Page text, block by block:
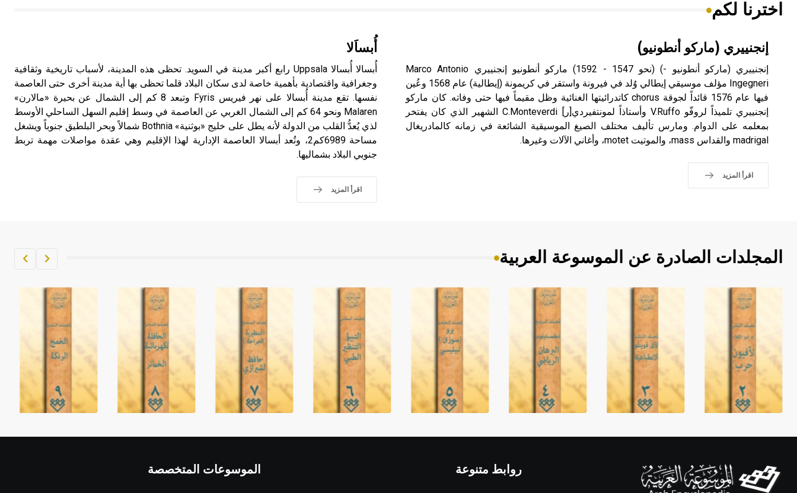
الإنكليزية أب
حكموا مدينة إديسا (الرها) من أبجر الأول
وحتى التاسع، وهم ينتسبون إلى أسرة
أوسروين
- هل تعلم أن الأبجدية الكنعانية تتألف من
اخترنا لكم
إنجنييري (ماركو أنطونيو)
إنجنييري (ماركو أنطونيو -) (نحو 1547 - 1592) ماركو أنطونيو إنجنييري Marco Antonio
Ingegneri مؤلف موسيقي إيطالي وُلد في فيرونة واستقر في كريمونة (إيطالية) عام 1568 وعُين
فيها عام 1576 قائداً لجوقة chorus كاتدرائيتها الغنائية وظل مقيماً فيها حتى وفاته. كان ماركو
إنجنييري تلميذاً لروفّو V.Ruffo وأستاذاً لمونتفيردي[ر] C.Monteverdi الشهير الذي كان يفتخر
بمعلمه على الدوام. ومارس تأليف مختلف الصيغ الموسيقية الشائعة في زمانه كالمادريغال
madrigal والقداس mass، والموتيت motet، وأغاني الآلات وغيرها.
اقرأ المزيد
أُبساَلا
أُبسالا أُبسالا Uppsala رابع أكبر مدينة في السويد. تحظى هذه المدينة، لأسباب تاريخية وثقافية
وجغرافية واقتصادية بأهمية خاصة لدى سكان البلاد قلما تحظى بها أية مدينة أخرى حتى العاصمة
نفسها. تقع مدينة أُبسالا على نهر فيريس Fyris وتبعد 8 كم إلى الشمال عن بحيرة «مالارن»
Malaren ونحو 64 كم إلى الشمال الغربي عن العاصمة في وسط إقليم السهل الساحلي الأوسط
لذي يُعدُّ القلب من الدولة لأنه يطل على خليج «بوثنية» Bothnia شمالاً وبحر البلطيق جنوباً ويشغل
مساحة 6989كم2، وتُعد أبسالا العاصمة الإدارية لهذا الإقليم وهي عقدة مواصلات مهمة تربط
جنوبي البلاد بشماليها.
اقرأ المزيد
المجلدات الصادرة عن الموسوعة العربية
روابط متنوعة الموسوعات المتخصصة